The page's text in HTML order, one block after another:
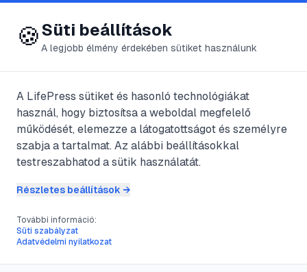
😍 LifePress
@kivel
2011. szeptember 20. 5 perc olvasás
Ótvar (impetigo)
🍪Süti beállítások
A legjobb élmény érdekében sütiket használunk
A LifePress sütiket és hasonló technológiákat
használ, hogy biztosítsa a weboldal megfelelő
működését, elemezze a látogatottságot és személyre
szabja a tartalmat. Az alábbi beállításokkal
testreszabhatod a sütik használatát.
Részletes beállítások →
További információ:
Süti szabályzat
Adatvédelmi nyilatkozat